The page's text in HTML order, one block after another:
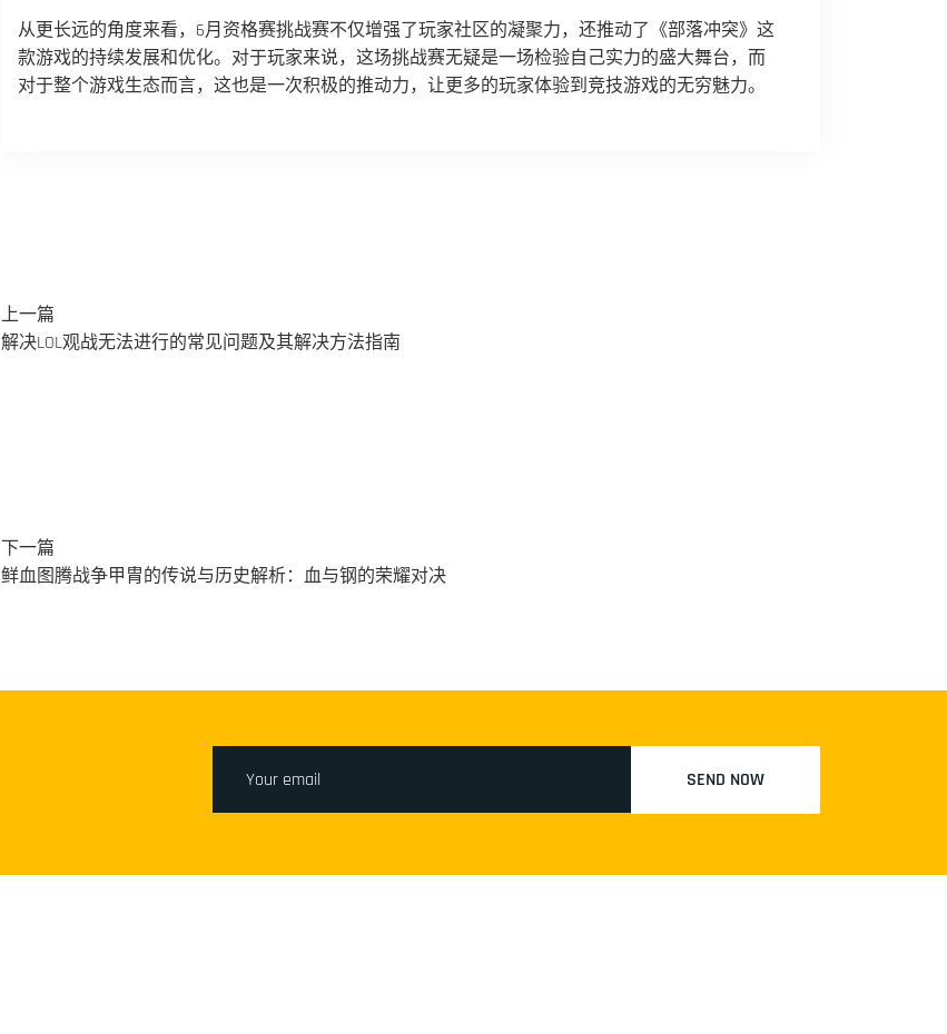
从更长远的角度来看，6月资格赛挑战赛不仅增强了玩家社区的凝聚力，还推动了《部落冲突》这
款游戏的持续发展和优化。对于玩家来说，这场挑战赛无疑是一场检验自己实力的盛大舞台，而
对于整个游戏生态而言，这也是一次积极的推动力，让更多的玩家体验到竞技游戏的无穷魅力。
上一篇
解决LOL观战无法进行的常见问题及其解决方法指南
下一篇
鲜血图腾战争甲胄的传说与历史解析：血与钢的荣耀对决
SEND NOW